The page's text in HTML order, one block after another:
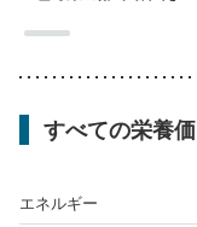
すべての栄養価
エネルギー